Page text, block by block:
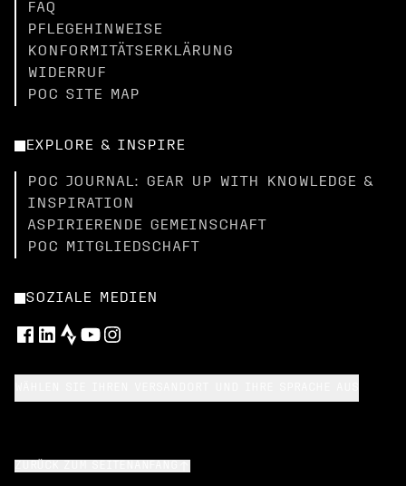
FAQ
PFLEGEHINWEISE
KONFORMITÄTSERKLÄRUNG
WIDERRUF
POC SITE MAP
EXPLORE & INSPIRE
POC JOURNAL: GEAR UP WITH KNOWLEDGE &
INSPIRATION
ASPIRIERENDE GEMEINSCHAFT
POC MITGLIEDSCHAFT
SOZIALE MEDIEN